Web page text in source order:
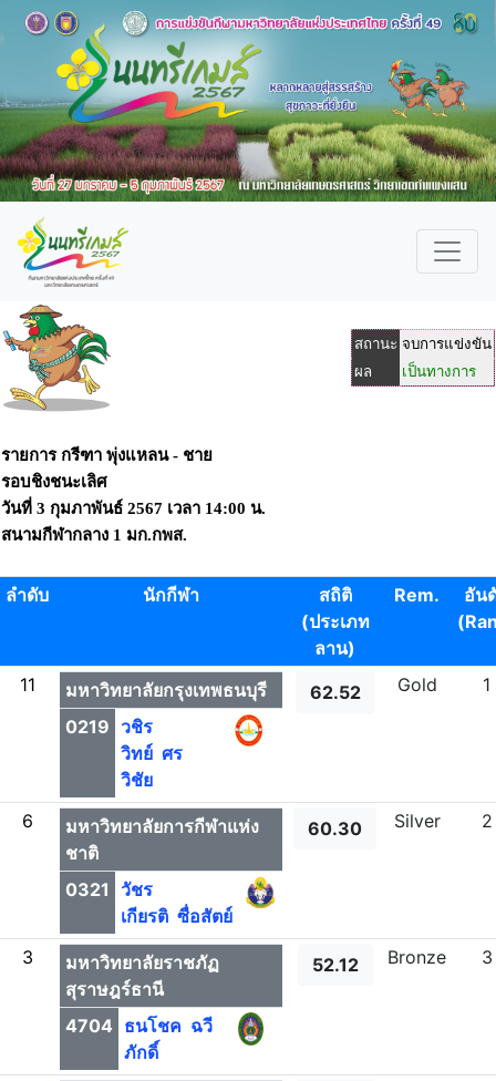
สถานะ จบการแข่งขัน
ผล
เป็นทางการ
รายการ กรีฑา พุ่งแหลน - ชาย
รอบชิงชนะเลิศ
วันที่ 3 กุมภาพันธ์ 2567 เวลา 14:00 น.
สนามกีฬากลาง 1 มก.กพส.
ลำดับ นักกีฬา
สถิติ
(ประเภท
ลาน)
Rem.
อัน
11
มหาวิทยาลัยกรุงเทพธนบุรี
0219 วชิร
วิทย์ ศร
วิชัย
62.52 Gold 1
6
มหาวิทยาลัยการกีฬาแห่ง
ชาติ
0321 วัชร
เกียรติ ซื่อสัตย์
60.30 Silver 2
3
มหาวิทยาลัยราชภัฏ
สุราษฎร์ธานี
4704 ธนโชค ฉวี
ภักดิ์
52.12 Bronze 3